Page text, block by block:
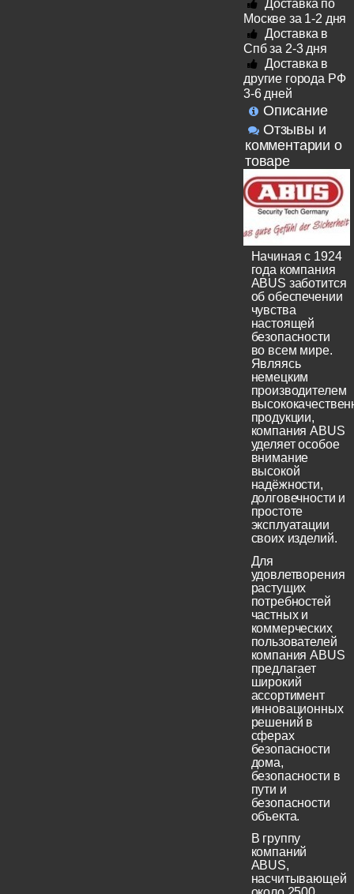
Доставка по
Москве за 1-2 дня
Доставка в
Спб за 2-3 дня
Доставка в
другие города РФ
3-6 дней
Описание
Отзывы и
комментарии о
товаре
Начиная с 1924
года компания
ABUS заботится
об обеспечении
чувства
настоящей
безопасности
во всем мире.
Являясь
немецким
производителем
продукции,
компания ABUS
уделяет особое
внимание
высокой
надёжности,
долговечности и
простоте
эксплуатации
своих изделий.
Для
удовлетворения
растущих
потребностей
частных и
коммерческих
пользователей
компания ABUS
предлагает
широкий
ассортимент
инновационных
решений в
сферах
безопасности
дома,
безопасности в
пути и
безопасности
объекта.
В группу
компаний
ABUS,
насчитывающей